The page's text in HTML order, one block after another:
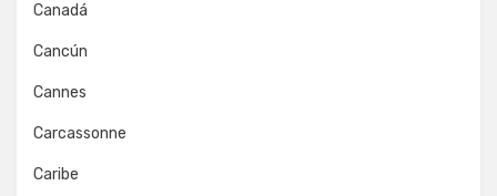
Canadá
Cancún
Cannes
Carcassonne
Caribe